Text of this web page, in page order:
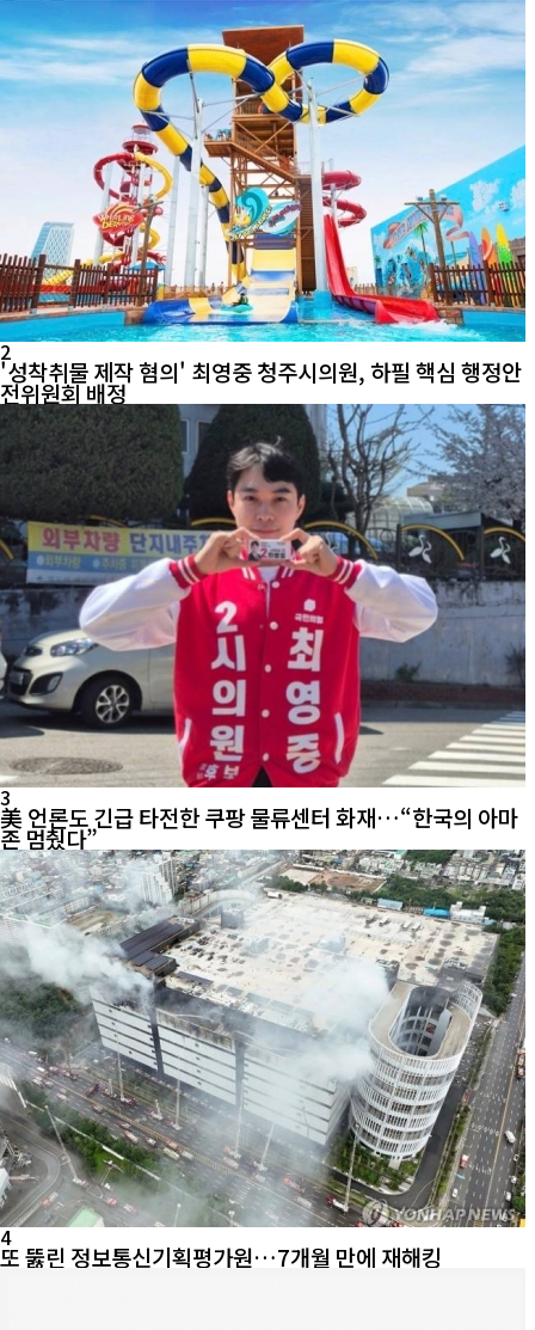
2
'성착취물 제작 혐의' 최영중 청주시의원, 하필 핵심 행정안
전위원회 배정
3
美 언론도 긴급 타전한 쿠팡 물류센터 화재…“한국의 아마
존 멈췄다”
4
또 뚫린 정보통신기획평가원…7개월 만에 재해킹